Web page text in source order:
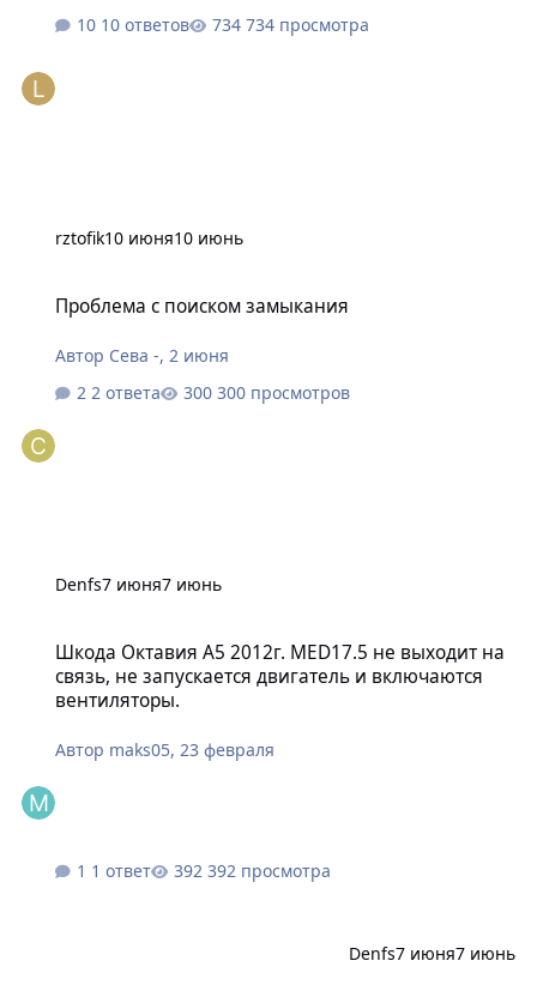
10 ответов
734 просмотра
rztofik10 июня10 июнь
Проблема с поиском замыкания
Автор Сева -, 2 июня
2 ответа
300 просмотров
Denfs7 июня7 июнь
Шкода Октавия А5 2012г. MED17.5 не выходит на
связь, не запускается двигатель и включаются
вентиляторы.
Автор maks05, 23 февраля
1 ответ 392 просмотра
Denfs7 июня7 июнь